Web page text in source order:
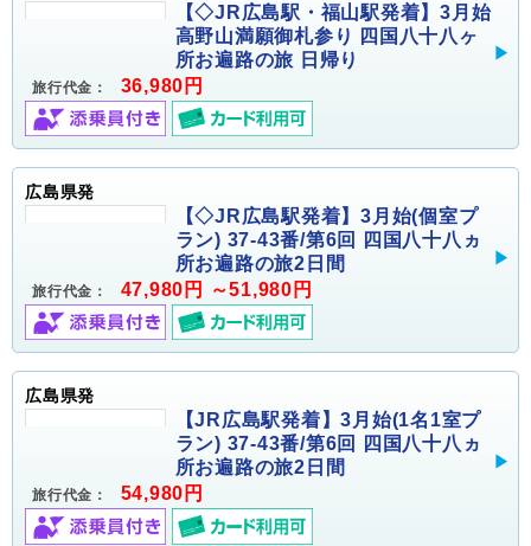
【◇JR広島駅・福山駅発着】3月始
高野山満願御札参り 四国八十八ヶ
所お遍路の旅 日帰り
旅行代金： 36,980円
広島県発
【◇JR広島駅発着】3月始(個室プ
ラン) 37-43番/第6回 四国八十八ヵ
所お遍路の旅2日間
旅行代金： 47,980円 ～51,980円
広島県発
【JR広島駅発着】3月始(1名1室プ
ラン) 37-43番/第6回 四国八十八ヵ
所お遍路の旅2日間
旅行代金： 54,980円